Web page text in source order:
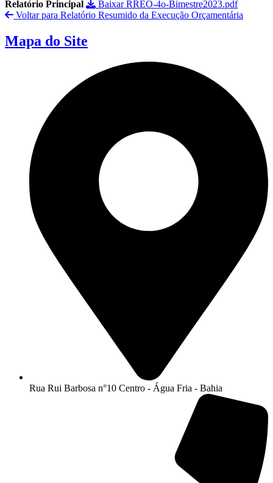
Relatório Principal
Baixar RREO-4o-Bimestre2023.pdf
Voltar para Relatório Resumido da Execução Orçamentária
Mapa do Site
Rua Rui Barbosa n°10 Centro - Água Fria - Bahia